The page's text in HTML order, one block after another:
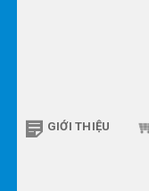
GIỚI THIỆU